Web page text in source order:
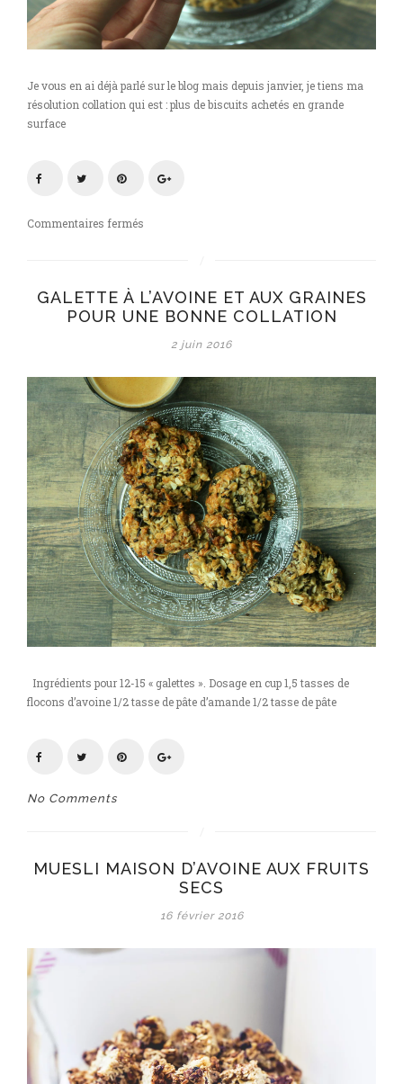
Je vous en ai déjà parlé sur le blog mais depuis janvier, je tiens ma
résolution collation qui est : plus de biscuits achetés en grande
surface
Commentaires fermés
et
aux
bonne
collation
GALETTE À L’AVOINE ET AUX GRAINES
POUR UNE BONNE COLLATION
2 juin 2016
Ingrédients pour 12-15 « galettes ». Dosage en cup 1,5 tasses de
flocons d’avoine 1/2 tasse de pâte d’amande 1/2 tasse de pâte
No Comments
MUESLI MAISON D’AVOINE AUX FRUITS
SECS
16 février 2016